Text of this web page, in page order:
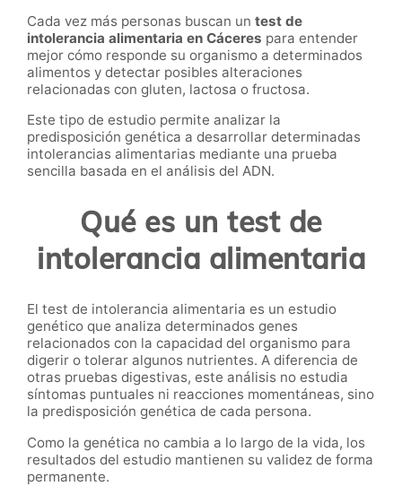
Cada vez más personas buscan un test de
intolerancia alimentaria en Cáceres para entender
mejor cómo responde su organismo a determinados
alimentos y detectar posibles alteraciones
relacionadas con gluten, lactosa o fructosa.
Este tipo de estudio permite analizar la
predisposición genética a desarrollar determinadas
intolerancias alimentarias mediante una prueba
sencilla basada en el análisis del ADN.
Qué es un test de
intolerancia alimentaria
El test de intolerancia alimentaria es un estudio
genético que analiza determinados genes
relacionados con la capacidad del organismo para
digerir o tolerar algunos nutrientes. A diferencia de
otras pruebas digestivas, este análisis no estudia
síntomas puntuales ni reacciones momentáneas, sino
la predisposición genética de cada persona.
Como la genética no cambia a lo largo de la vida, los
resultados del estudio mantienen su validez de forma
permanente.